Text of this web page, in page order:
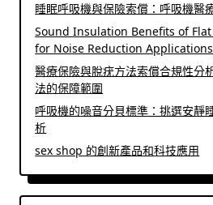
睡眠呼吸機與保險索償：呼吸機醫
Sound Insulation Benefits of
for Noise Reduction Applications
醫療保險與脫疣方法索償合規性分
法的保障範圍
呼吸機的噪音分貝標準：挑選安靜
析
sex shop 的創新產品和科技應用